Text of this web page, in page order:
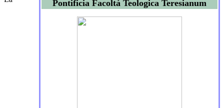
Pontificia Facoltà Teologica Teresianum